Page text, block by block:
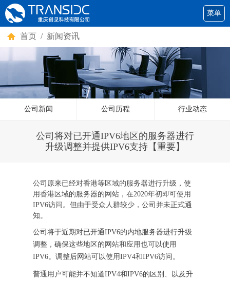
菜单
首页 / 新闻资讯
公司新闻 公司历程 行业动态
公司将对已开通IPV6地区的服务器进行
升级调整并提供IPV6支持【重要】
公司原来已经对香港等区域的服务器进行升级，使
用香港区域的服务器的网站，在2020年初即可使用
IPV6访问。但由于受众人群较少，公司并未正式通
知。
公司将于近期对已开通IPV6的内地服务器进行升级
调整，确保这些地区的网站和应用也可以使用
IPV6。调整后网站可以使用IPV4和IPV6访问。
普通用户可能并不知道IPV4和IPV6的区别、以及升